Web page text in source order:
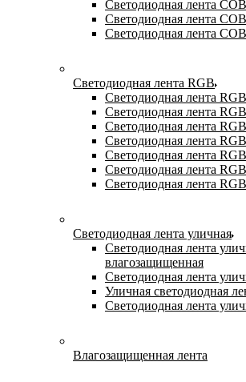
Светодиодная лента
Светодиодная лента
Светодиодная лента
Светодиодная лента RGB
Светодиодная лента
Светодиодная лента
Светодиодная лента
Светодиодная лента
Светодиодная лента
Светодиодная лента
Светодиодная лента
Светодиодная лента уличная
Светодиодная лента
влагозащищенная
Светодиодная лента
Уличная светодиодная
Светодиодная лента
Влагозащищенная лента